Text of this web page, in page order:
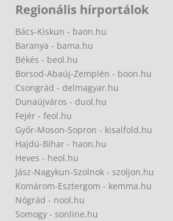
Regionális hírportálok
Bács-Kiskun - baon.hu
Baranya - bama.hu
Békés - beol.hu
Borsod-Abaúj-Zemplén - boon.hu
Csongrád - delmagyar.hu
Dunaújváros - duol.hu
Fejér - feol.hu
Győr-Moson-Sopron - kisalfold.hu
Hajdú-Bihar - haon.hu
Heves - heol.hu
Jász-Nagykun-Szolnok - szoljon.hu
Komárom-Esztergom - kemma.hu
Nógrád - nool.hu
Somogy - sonline.hu